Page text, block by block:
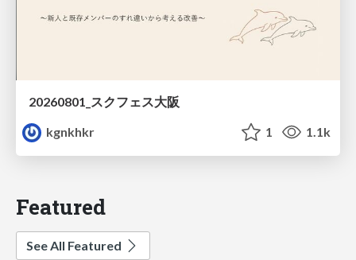
20260801_スクフェス大阪
kgnkhkr
1 1.1k
Featured
See All Featured